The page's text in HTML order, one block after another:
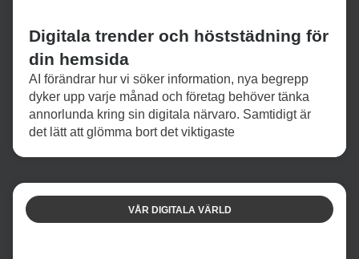
Digitala trender och höststädning för
din hemsida
AI förändrar hur vi söker information, nya begrepp
dyker upp varje månad och företag behöver tänka
annorlunda kring sin digitala närvaro. Samtidigt är
det lätt att glömma bort det viktigaste
VÅR DIGITALA VÄRLD